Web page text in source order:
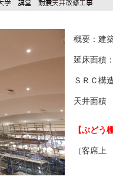
概要：建
延床面積
ＳＲＣ構
天井面積
【ぶど
（客席